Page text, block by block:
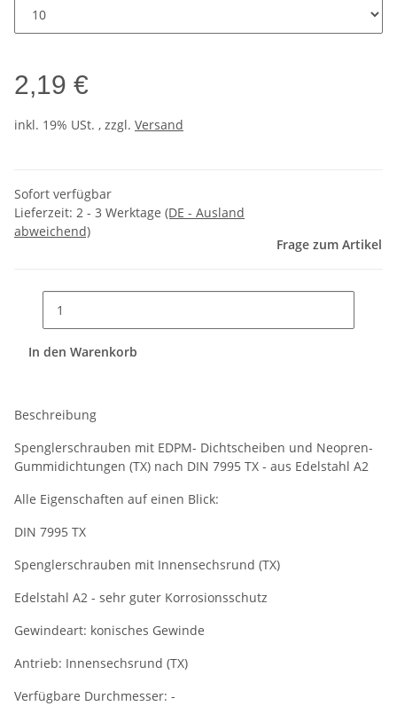
2,19 €
inkl. 19% USt. , zzgl. Versand
Sofort verfügbar
Lieferzeit: 2 - 3 Werktage (DE - Ausland
abweichend)
Frage zum Artikel
In den Warenkorb
Beschreibung
Spenglerschrauben mit EDPM- Dichtscheiben und Neopren-
Gummidichtungen (TX) nach DIN 7995 TX - aus Edelstahl A2
Alle Eigenschaften auf einen Blick:
DIN 7995 TX
Spenglerschrauben mit Innensechsrund (TX)
Edelstahl A2 - sehr guter Korrosionsschutz
Gewindeart: konisches Gewinde
Antrieb: Innensechsrund (TX)
Verfügbare Durchmesser: -